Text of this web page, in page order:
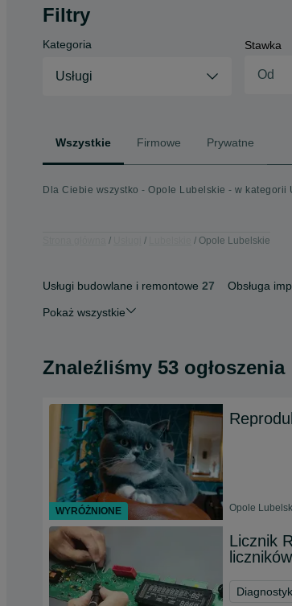
Filtry
Kategoria
Usługi
Stawka
Wszystkie Firmowe Prywatne
Dla Ciebie wszystko - Opole Lubelskie - w kategorii
Opole Lubelskie
Usługi budowlane i remontowe 27 Obsługa
Pokaż wszystkie
Znaleźliśmy 53 ogłoszenia
Opole
Licznik
WYRÓŻNIONE